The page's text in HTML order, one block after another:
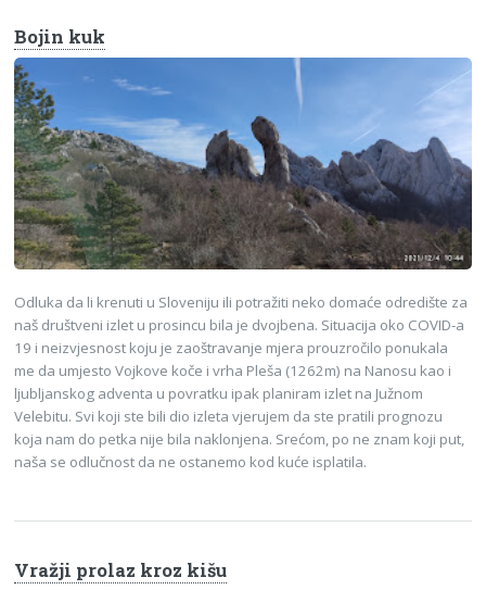
Bojin kuk
Odluka da li krenuti u Sloveniju ili potražiti neko domaće odredište za
naš društveni izlet u prosincu bila je dvojbena. Situacija oko COVID-a
19 i neizvjesnost koju je zaoštravanje mjera prouzročilo ponukala
me da umjesto Vojkove koče i vrha Pleša (1262m) na Nanosu kao i
ljubljanskog adventa u povratku ipak planiram izlet na Južnom
Velebitu. Svi koji ste bili dio izleta vjerujem da ste pratili prognozu
koja nam do petka nije bila naklonjena. Srećom, po ne znam koji put,
naša se odlučnost da ne ostanemo kod kuće isplatila.
Vražji prolaz kroz kišu